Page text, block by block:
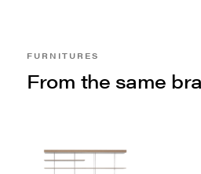
From the same
FURNITURES